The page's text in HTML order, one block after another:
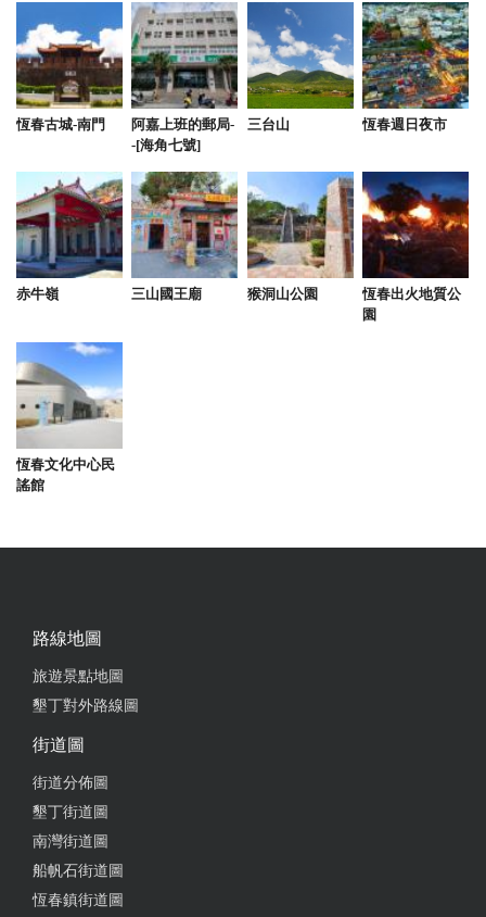
恆春古城-南門
阿嘉上班的郵局-
-[海角七號]
三台山 恆春週日夜市
赤牛嶺 三山國王廟 猴洞山公園
恆春出火地質公
園
恆春文化中心民
謠館
路線地圖
旅遊景點地圖
墾丁對外路線圖
街道圖
街道分佈圖
墾丁街道圖
南灣街道圖
船帆石街道圖
恆春鎮街道圖